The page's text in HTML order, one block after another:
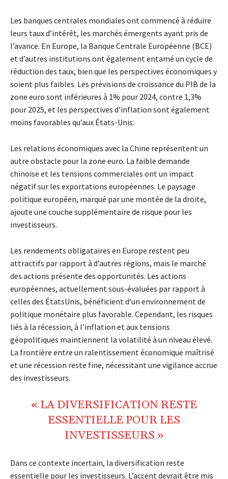
Les banques centrales mondiales ont commencé à réduire
leurs taux d’intérêt, les marchés émergents ayant pris de
l’avance. En Europe, la Banque Centrale Européenne (BCE)
et d’autres institutions ont également entamé un cycle de
réduction des taux, bien que les perspectives économiques y
soient plus faibles. Les prévisions de croissance du PIB de la
zone euro sont inférieures à 1% pour 2024, contre 1,3%
pour 2025, et les perspectives d’inflation sont également
moins favorables qu’aux États-Unis.
Les relations économiques avec la Chine représentent un
autre obstacle pour la zone euro. La faible demande
chinoise et les tensions commerciales ont un impact
négatif sur les exportations européennes. Le paysage
politique européen, marqué par une montée de la droite,
ajoute une couche supplémentaire de risque pour les
investisseurs.
Les rendements obligataires en Europe restent peu
attractifs par rapport à d’autres régions, mais le marché
des actions présente des opportunités. Les actions
européennes, actuellement sous-évaluées par rapport à
celles des ÉtatsUnis, bénéficient d’un environnement de
politique monétaire plus favorable. Cependant, les risques
liés à la récession, à l’inflation et aux tensions
géopolitiques maintiennent la volatilité à un niveau élevé.
La frontière entre un ralentissement économique maîtrisé
et une récession reste fine, nécessitant une vigilance accrue
des investisseurs.
« LA DIVERSIFICATION RESTE
ESSENTIELLE POUR LES
INVESTISSEURS »
Dans ce contexte incertain, la diversification reste
essentielle pour les investisseurs. L’accent devrait être mis